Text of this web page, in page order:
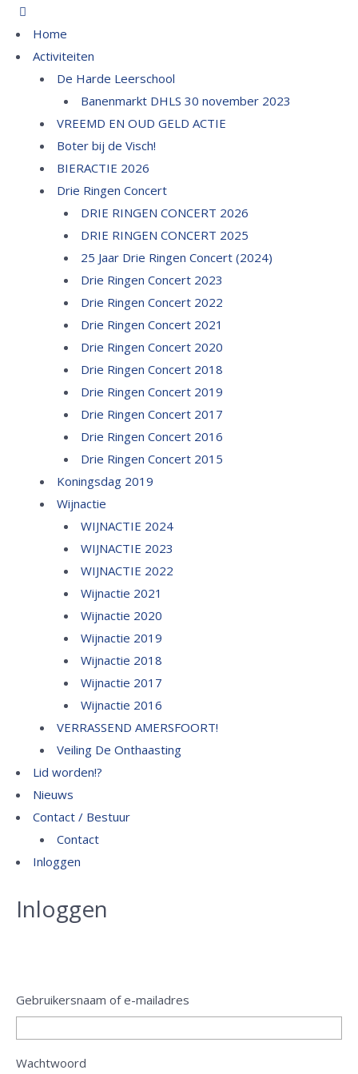
Home
Activiteiten
De Harde Leerschool
Banenmarkt DHLS 30 november 2023
VREEMD EN OUD GELD ACTIE
Boter bij de Visch!
BIERACTIE 2026
Drie Ringen Concert
DRIE RINGEN CONCERT 2026
DRIE RINGEN CONCERT 2025
25 Jaar Drie Ringen Concert (2024)
Drie Ringen Concert 2023
Drie Ringen Concert 2022
Drie Ringen Concert 2021
Drie Ringen Concert 2020
Drie Ringen Concert 2018
Drie Ringen Concert 2019
Drie Ringen Concert 2017
Drie Ringen Concert 2016
Drie Ringen Concert 2015
Koningsdag 2019
Wijnactie
WIJNACTIE 2024
WIJNACTIE 2023
WIJNACTIE 2022
Wijnactie 2021
Wijnactie 2020
Wijnactie 2019
Wijnactie 2018
Wijnactie 2017
Wijnactie 2016
VERRASSEND AMERSFOORT!
Veiling De Onthaasting
Lid worden!?
Nieuws
Contact / Bestuur
Contact
Inloggen
Inloggen
Gebruikersnaam of e-mailadres
Wachtwoord